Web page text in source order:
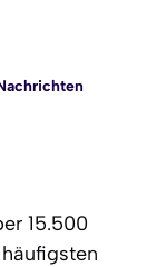
15.500